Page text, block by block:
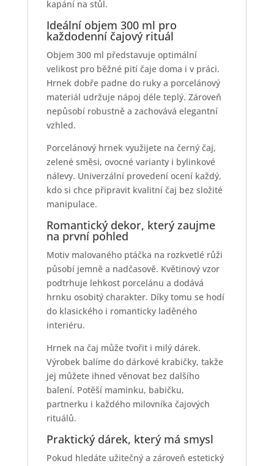
kapání na stůl.
Ideální objem 300 ml pro
každodenní čajový rituál
Objem 300 ml představuje optimální
velikost pro běžné pití čaje doma i v práci.
Hrnek dobře padne do ruky a porcelánový
materiál udržuje nápoj déle teplý. Zároveň
nepůsobí robustně a zachovává elegantní
vzhled.
Porcelánový hrnek využijete na černý čaj,
zelené směsi, ovocné varianty i bylinkové
nálevy. Univerzální provedení ocení každý,
kdo si chce připravit kvalitní čaj bez složité
manipulace.
Romantický dekor, který zaujme
na první pohled
Motiv malovaného ptáčka na rozkvetlé růži
působí jemně a nadčasově. Květinový vzor
podtrhuje lehkost porcelánu a dodává
hrnku osobitý charakter. Díky tomu se hodí
do klasického i romanticky laděného
interiéru.
Hrnek na čaj může tvořit i milý dárek.
Výrobek balíme do dárkové krabičky, takže
jej můžete ihned věnovat bez dalšího
balení. Potěší maminku, babičku,
partnerku i každého milovníka čajových
rituálů.
Praktický dárek, který má smysl
Pokud hledáte užitečný a zároveň estetický